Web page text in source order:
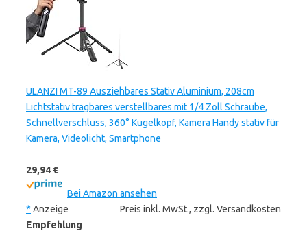
ULANZI MT-89 Ausziehbares Stativ Aluminium, 208cm
Lichtstativ tragbares verstellbares mit 1/4 Zoll Schraube,
Schnellverschluss, 360° Kugelkopf, Kamera Handy stativ für
Kamera, Videolicht, Smartphone
29,94 €
Bei Amazon ansehen
* Anzeige
Preis inkl. MwSt., zzgl. Versandkosten
Empfehlung